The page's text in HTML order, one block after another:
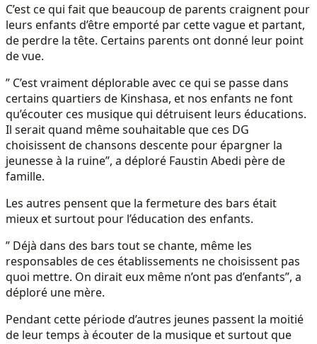
C’est ce qui fait que beaucoup de parents craignent pour
leurs enfants d’être emporté par cette vague et partant,
de perdre la tête. Certains parents ont donné leur point
de vue.
” C’est vraiment déplorable avec ce qui se passe dans
certains quartiers de Kinshasa, et nos enfants ne font
qu’écouter ces musique qui détruisent leurs éducations.
Il serait quand même souhaitable que ces DG
choisissent de chansons descente pour épargner la
jeunesse à la ruine”, a déploré Faustin Abedi père de
famille.
Les autres pensent que la fermeture des bars était
mieux et surtout pour l’éducation des enfants.
” Déjà dans des bars tout se chante, même les
responsables de ces établissements ne choisissent pas
quoi mettre. On dirait eux même n’ont pas d’enfants”, a
déploré une mère.
Pendant cette période d’autres jeunes passent la moitié
de leur temps à écouter de la musique et surtout que